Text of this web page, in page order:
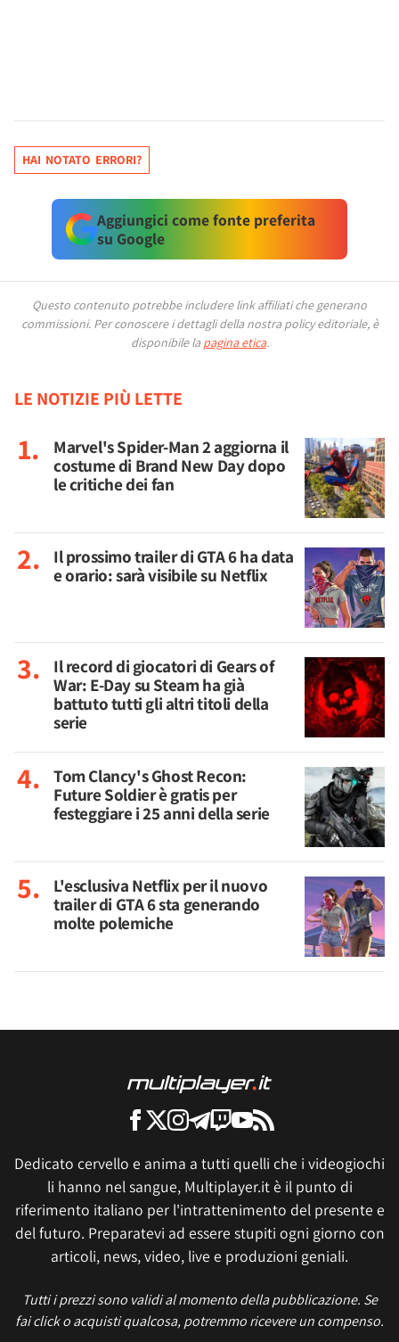
HAI NOTATO ERRORI?
Aggiungici come fonte preferita
su Google
Questo contenuto potrebbe includere link affiliati che generano
commissioni. Per conoscere i dettagli della nostra policy editoriale, è
disponibile la pagina etica.
LE NOTIZIE PIÙ LETTE
Marvel's Spider-Man 2 aggiorna il
costume di Brand New Day dopo
le critiche dei fan
Il prossimo trailer di GTA 6 ha data
e orario: sarà visibile su Netflix
Il record di giocatori di Gears of
War: E-Day su Steam ha già
battuto tutti gli altri titoli della
serie
Tom Clancy's Ghost Recon:
Future Soldier è gratis per
festeggiare i 25 anni della serie
L'esclusiva Netflix per il nuovo
trailer di GTA 6 sta generando
molte polemiche
Dedicato cervello e anima a tutti quelli che i videogiochi
li hanno nel sangue, Multiplayer.it è il punto di
riferimento italiano per l'intrattenimento del presente e
del futuro. Preparatevi ad essere stupiti ogni giorno con
articoli, news, video, live e produzioni geniali.
Tutti i prezzi sono validi al momento della pubblicazione. Se
fai click o acquisti qualcosa, potremmo ricevere un compenso.